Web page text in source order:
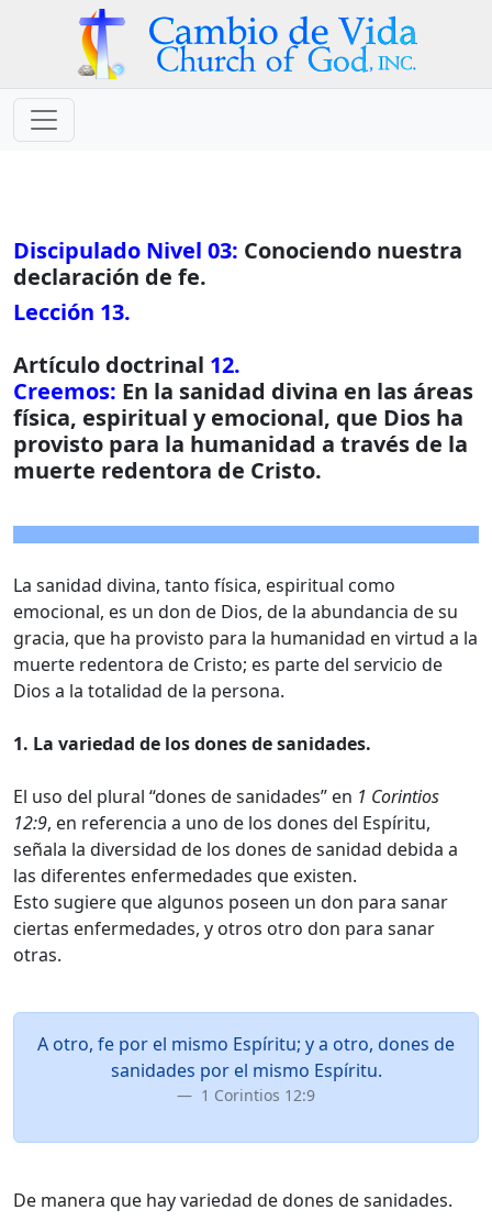
Discipulado Nivel 03: Conociendo nuestra
declaración de fe.
Lección 13.
Artículo doctrinal 12.
Creemos: En la sanidad divina en las áreas
física, espiritual y emocional, que Dios ha
provisto para la humanidad a través de la
muerte redentora de Cristo.
La sanidad divina, tanto física, espiritual como
emocional, es un don de Dios, de la abundancia de su
gracia, que ha provisto para la humanidad en virtud a la
muerte redentora de Cristo; es parte del servicio de
Dios a la totalidad de la persona.
1. La variedad de los dones de sanidades.
El uso del plural “dones de sanidades” en 1 Corintios
12:9, en referencia a uno de los dones del Espíritu,
señala la diversidad de los dones de sanidad debida a
las diferentes enfermedades que existen.
Esto sugiere que algunos poseen un don para sanar
ciertas enfermedades, y otros otro don para sanar
otras.
A otro, fe por el mismo Espíritu; y a otro, dones de
sanidades por el mismo Espíritu.
1 Corintios 12:9
De manera que hay variedad de dones de sanidades.